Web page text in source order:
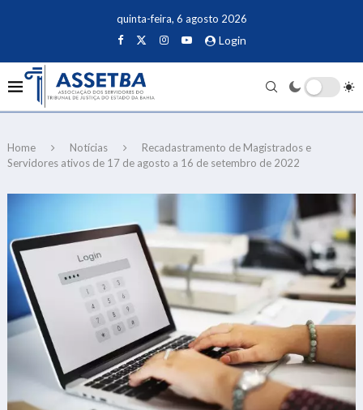
quinta-feira, 6 agosto 2026
Login
Home Notícias
Recadastramento de Magistrados e
Servidores ativos de 17 de agosto a 16 de setembro de 2022